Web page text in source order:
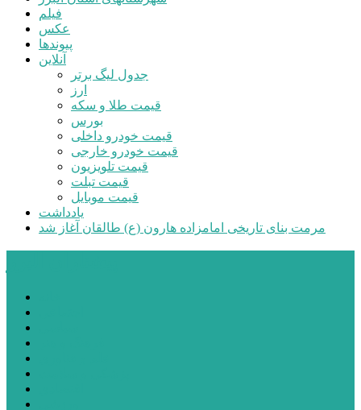
فیلم
عکس
پیوندها
آنلاین
جدول لیگ برتر
ارز
قیمت طلا و سکه
بورس
قیمت خودرو داخلی
قیمت خودرو خارجی
قیمت تلویزیون
قیمت تبلت
قیمت موبایل
یادداشت
مرمت بنای تاریخی امامزاده هارون (ع) طالقان آغاز شد